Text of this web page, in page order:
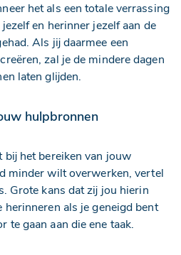
het als een totale verrassing
en herinner jezelf aan de
Als jij daarmee een
zal je de mindere dagen
laten glijden.
hulpbronnen
het bereiken van jouw
minder wilt overwerken, vertel
Grote kans dat zij jou hierin
als je geneigd bent
te gaan aan die ene taak.